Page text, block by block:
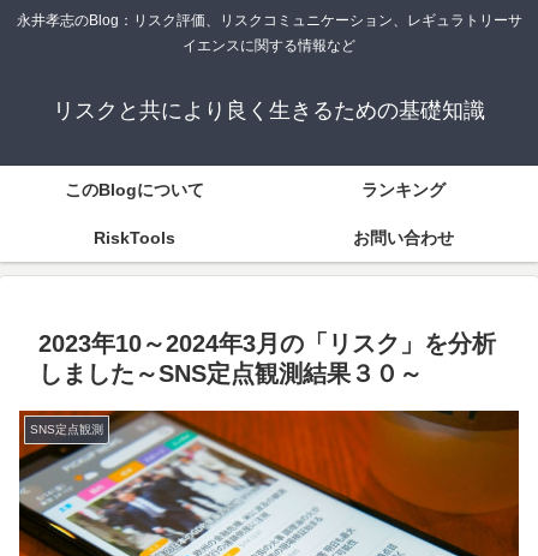
永井孝志のBlog：リスク評価、リスクコミュニケーション、レギュラトリーサ
イエンスに関する情報など
リスクと共により良く生きるための基礎知識
このBlogについて ランキング
RiskTools お問い合わせ
2023年10～2024年3月の「リスク」を分析
しました～SNS定点観測結果３０～
SNS定点観測